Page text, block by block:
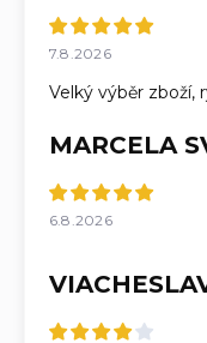
7.8.2026
Velký výběr zboží,
MARCELA
6.8.2026